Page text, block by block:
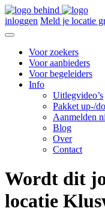
inloggen Meld je locatie
Voor zoekers
Voor aanbieders
Voor begeleiders
Info
Uitlegvideo’s
Pakket up-/
Aanmelden
Blog
Over
Contact
Wordt dit
locatie